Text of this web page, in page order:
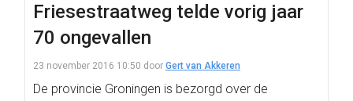
Friesestraatweg telde vorig jaar
70 ongevallen
23 november 2016 10:50 door Gert van Akkeren
De provincie Groningen is bezorgd over de